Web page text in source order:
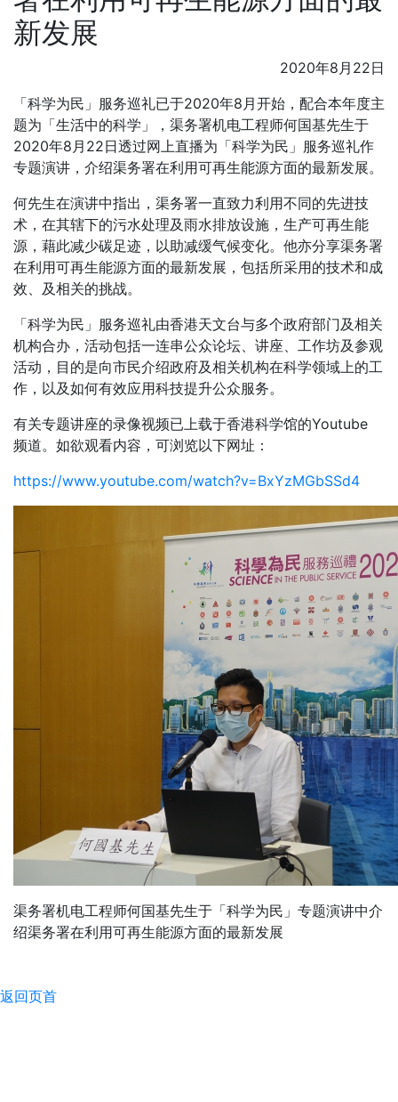
新发展
2020年8月22日
「科学为民」服务巡礼已于2020年8月开始，配合本年度主
题为「生活中的科学」，渠务署机电工程师何国基先生于
2020年8月22日透过网上直播为「科学为民」服务巡礼作
专题演讲，介绍渠务署在利用可再生能源方面的最新发展。
何先生在演讲中指出，渠务署一直致力利用不同的先进技
术，在其辖下的污水处理及雨水排放设施，生产可再生能
源，藉此减少碳足迹，以助减缓气候变化。他亦分享渠务署
在利用可再生能源方面的最新发展，包括所采用的技术和成
效、及相关的挑战。
「科学为民」服务巡礼由香港天文台与多个政府部门及相关
机构合办，活动包括一连串公众论坛、讲座、工作坊及参观
活动，目的是向市民介绍政府及相关机构在科学领域上的工
作，以及如何有效应用科技提升公众服务。
有关专题讲座的录像视频已上载于香港科学馆的Youtube
频道。如欲观看内容，可浏览以下网址：
https://www.youtube.com/watch?v=BxYzMGbSSd4
渠务署机电工程师何国基先生于「科学为民」专题演讲中介
绍渠务署在利用可再生能源方面的最新发展
返回页首